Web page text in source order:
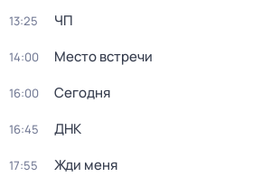
13:25 ЧП
14:00 Место встречи
16:00 Сегодня
16:45 ДНК
17:55 Жди меня